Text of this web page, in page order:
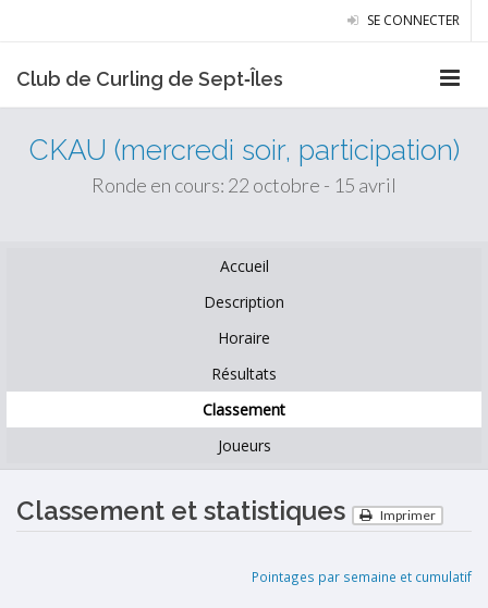
SE CONNECTER
Club de Curling de Sept‑Îles
CKAU (mercredi soir, participation)
Ronde en cours: 22 octobre - 15 avril
Accueil
Description
Horaire
Résultats
Classement
Joueurs
Classement et statistiques Imprimer
Pointages par semaine et cumulatif